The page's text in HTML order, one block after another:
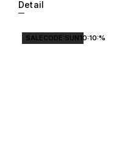
Detail
SALECODE:SUN10:10:%